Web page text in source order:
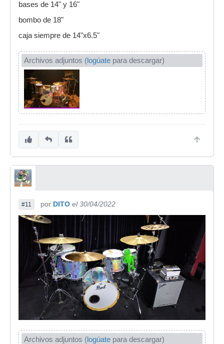
bases de 14" y 16"
bombo de 18"
caja siempre de 14"x6.5"
Archivos adjuntos (logúate para descargar)
#11 por DITO el 30/04/2022
Archivos adjuntos (logúate para descargar)